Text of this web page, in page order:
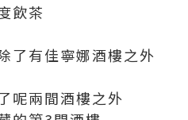
飲茶
了有佳寧娜酒樓之外
呢兩間酒樓之外